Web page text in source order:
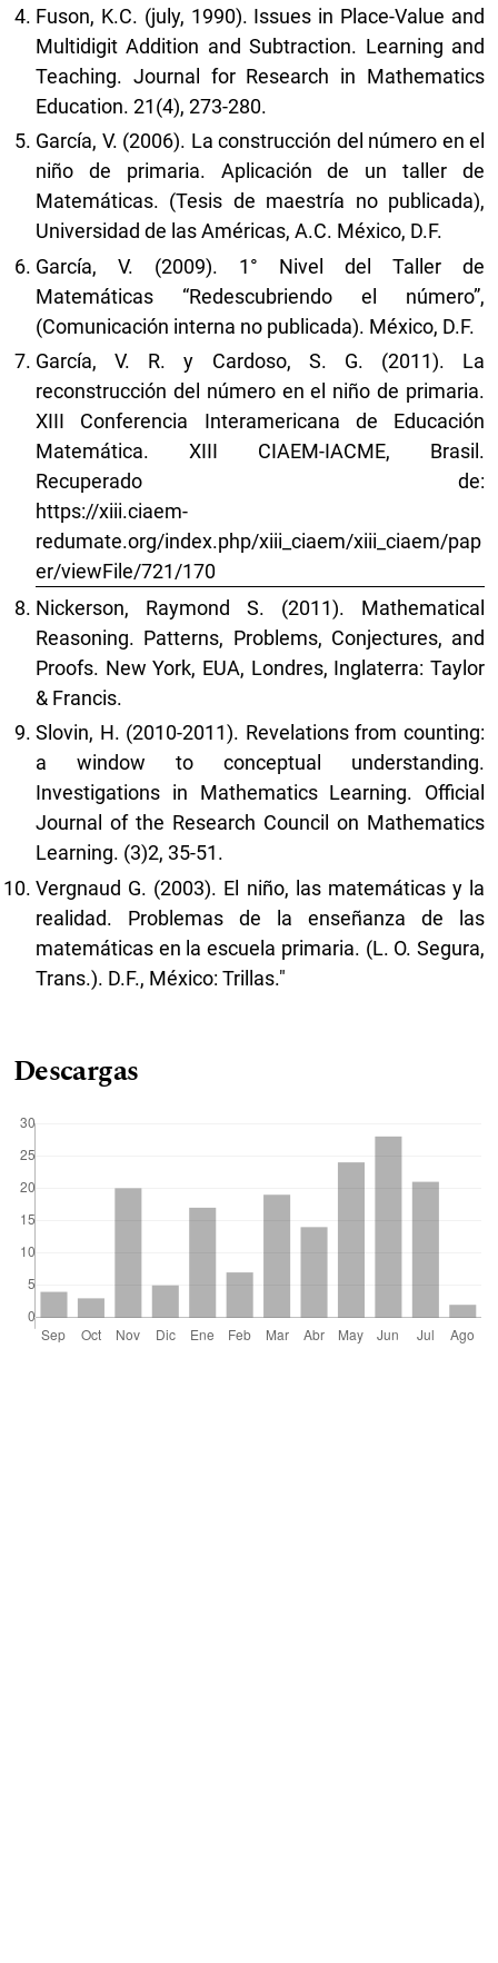
Fuson, K.C. (july, 1990). Issues in Place-Value and
Multidigit Addition and Subtraction. Learning and
Teaching. Journal for Research in Mathematics
Education. 21(4), 273-280.
García, V. (2006). La construcción del número en el
niño de primaria. Aplicación de un taller de
Matemáticas. (Tesis de maestría no publicada),
Universidad de las Américas, A.C. México, D.F.
García, V. (2009). 1° Nivel del Taller de
Matemáticas “Redescubriendo el número”,
(Comunicación interna no publicada). México, D.F.
García, V. R. y Cardoso, S. G. (2011). La
reconstrucción del número en el niño de primaria.
XIII Conferencia Interamericana de Educación
Matemática. XIII CIAEM-IACME, Brasil.
Recuperado de:
https://xiii.ciaem-
redumate.org/index.php/xiii_ciaem/xiii_ciaem/pap
er/viewFile/721/170
Nickerson, Raymond S. (2011). Mathematical
Reasoning. Patterns, Problems, Conjectures, and
Proofs. New York, EUA, Londres, Inglaterra: Taylor
& Francis.
Slovin, H. (2010-2011). Revelations from counting:
a window to conceptual understanding.
Investigations in Mathematics Learning. Official
Journal of the Research Council on Mathematics
Learning. (3)2, 35-51.
Vergnaud G. (2003). El niño, las matemáticas y la
realidad. Problemas de la enseñanza de las
matemáticas en la escuela primaria. (L. O. Segura,
Trans.). D.F., México: Trillas."
Descargas